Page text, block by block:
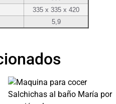
335 x 335 x 420
5,9